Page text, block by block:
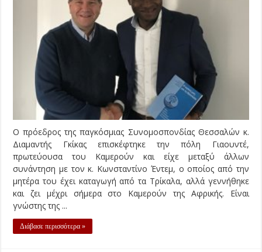
Ο πρόεδρος της παγκόσμιας Συνομοσπονδίας Θεσσαλών κ.
Διαμαντής Γκίκας επισκέφτηκε την πόλη Γιαουντέ,
πρωτεύουσα του Καμερούν και είχε μεταξύ άλλων
συνάντηση με τον κ. Κωνσταντίνο Έντεμ, ο οποίος από την
μητέρα του έχει καταγωγή από τα Τρίκαλα, αλλά γεννήθηκε
και ζει μέχρι σήμερα στο Καμερούν της Αφρικής. Είναι
γνώστης της ...
Διάβασε περισσότερα »